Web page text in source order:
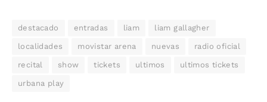
destacado entradas liam liam gallagher
localidades movistar arena nuevas radio oficial
recital show tickets ultimos ultimos tickets
urbana play